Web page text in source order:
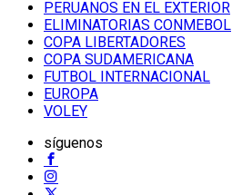
PERUANOS EN EL EXTERIOR
ELIMINATORIAS CONMEBOL
COPA LIBERTADORES
COPA SUDAMERICANA
FUTBOL INTERNACIONAL
EUROPA
VOLEY
síguenos